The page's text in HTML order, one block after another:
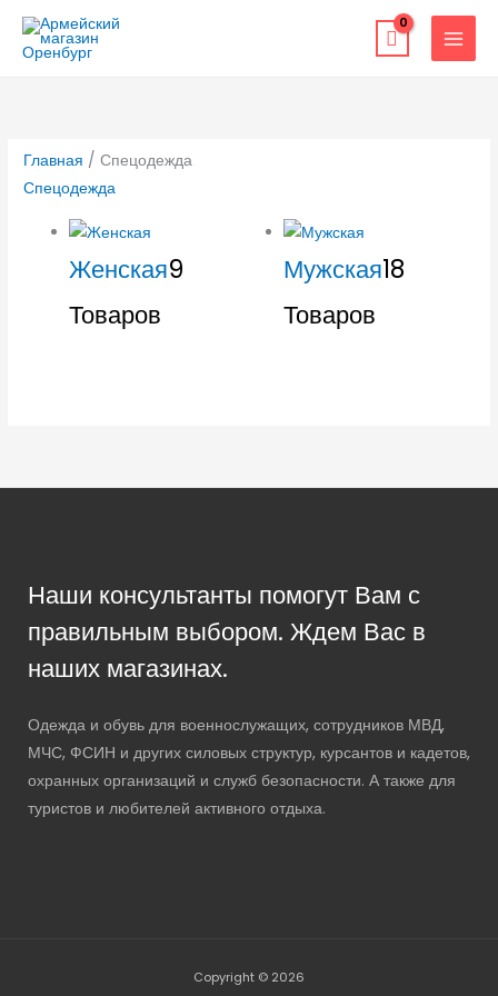
Перейти
содержимому
Главная / Спецодежда
Спецодежда
Женская9
Товаров
Мужская18
Товаров
Наши консультанты помогут Вам с
правильным выбором. Ждем Вас в
наших магазинах.
Одежда и обувь для военнослужащих, сотрудников МВД,
МЧС, ФСИН и других силовых структур, курсантов и кадетов,
охранных организаций и служб безопасности. А также для
туристов и любителей активного отдыха.
Copyright © 2026